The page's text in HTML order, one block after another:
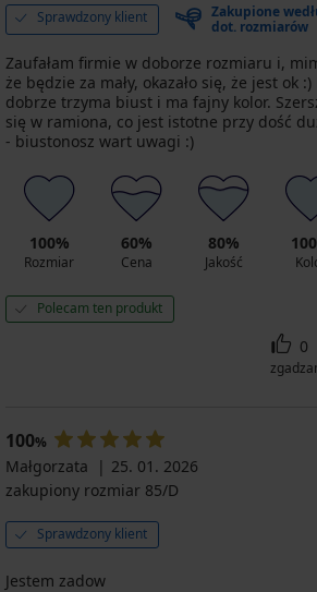
Sprawdzony klient
Zakupione
dot. rozmiarów
Zaufałam firmie w doborze rozmiaru i,
że będzie za mały, okazało się, że jest ok
dobrze trzyma biust i ma fajny kolor.
się w ramiona, co jest istotne przy dość
- biustonosz wart uwagi :)
100%
Rozmiar
60%
Cena
80%
Jakość
Polecam ten produkt
0
100%
Małgorzata
25. 01. 2026
zakupiony rozmiar 85/D
Sprawdzony klient
Jestem zadow